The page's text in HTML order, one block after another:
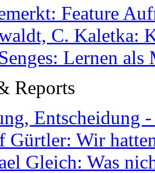
Feature
C. Kaletka:
Lernen als
Reports
Entscheidung
Gürtler: Wir
Gleich: Was